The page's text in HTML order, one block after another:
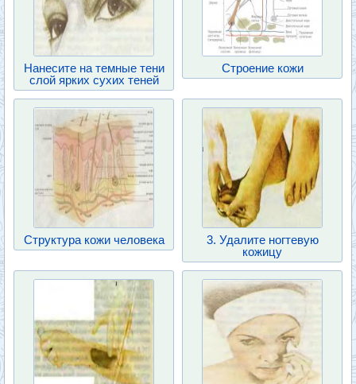
Нанесите на темные тени
слой ярких сухих теней
Строение кожи
Структура кожи человека
3. Удалите ногтевую
кожицу